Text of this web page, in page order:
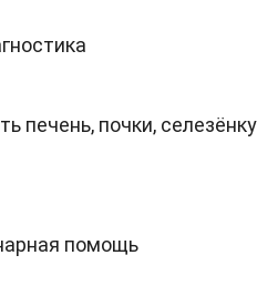
печень, почки, селезёнку
помощь